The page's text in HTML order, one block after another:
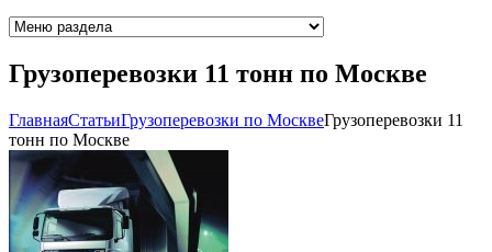
Грузоперевозки 11 тонн по Москве
ГлавнаяCтатьиГрузоперевозки по МосквеГрузоперевозки 11
тонн по Москве